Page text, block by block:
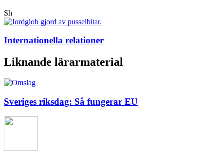
Sh
Internationella relationer
Liknande lärarmaterial
Sveriges riksdag: Så fungerar EU